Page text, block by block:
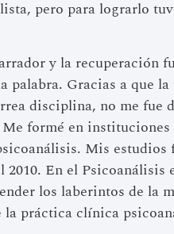
pero para lograrlo
y la recuperación
palabra. Gracias a que
disciplina, no me fue
formé en
Mis estudios
2010. En el Psicoanálisis
los laberintos de la
la práctica clínica